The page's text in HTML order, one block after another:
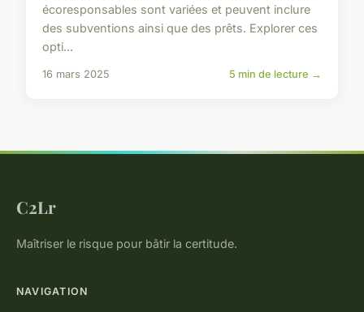
écoresponsables sont variées et peuvent inclure
des subventions ainsi que des prêts. Explorer ces
opti...
16 mars 2025 5 min de lecture →
C2Lr
Maîtriser le risque pour bâtir la certitude.
NAVIGATION